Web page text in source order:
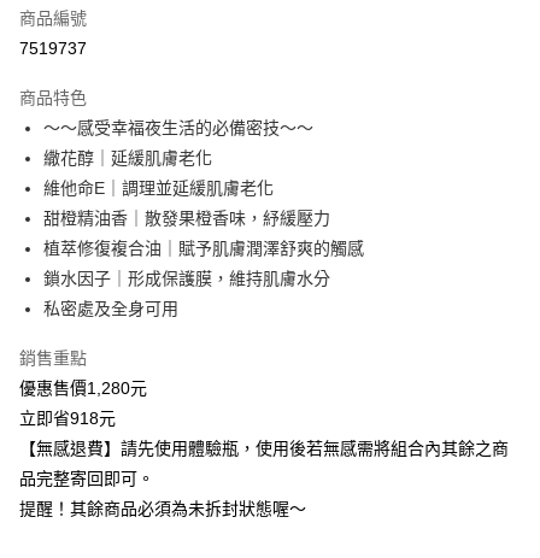
超商取貨付款
Apple Pay
Google Pay
全盈+PAY
ATM付款
貨到付款
運送方式
全家取貨付款(運費)
每筆NT$60，滿NT$999(含以上)免運費
付款後全家取貨運費
每筆NT$60，滿NT$999(含以上)免運費
商品編號
7519737
商品特色
～～感受幸福夜生活的必備密技～～
繖花醇｜延緩肌膚老化
維他命E｜調理並延緩肌膚老化
甜橙精油香｜散發果橙香味，紓緩壓力
植萃修復複合油｜賦予肌膚潤澤舒爽的觸感
鎖水因子｜形成保護膜，維持肌膚水分
私密處及全身可用
銷售重點
優惠售價1,280元
立即省918元
【無感退費】請先使用體驗瓶，使用後若無感需將組合內其餘之商
品完整寄回即可。
提醒！其餘商品必須為未拆封狀態喔～